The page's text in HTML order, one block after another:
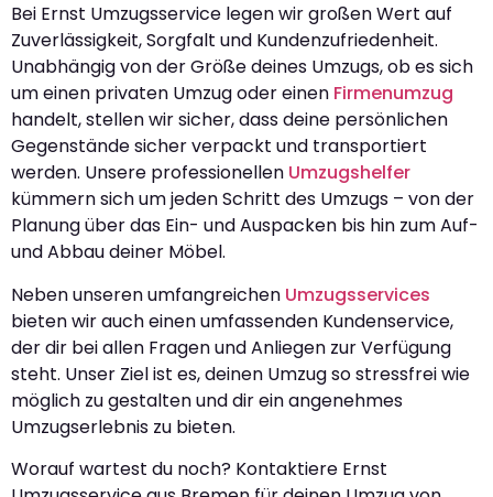
Bei Ernst Umzugsservice legen wir großen Wert auf
Zuverlässigkeit, Sorgfalt und Kundenzufriedenheit.
Unabhängig von der Größe deines Umzugs, ob es sich
um einen privaten Umzug oder einen Firmenumzug
handelt, stellen wir sicher, dass deine persönlichen
Gegenstände sicher verpackt und transportiert
werden. Unsere professionellen Umzugshelfer
kümmern sich um jeden Schritt des Umzugs – von der
Planung über das Ein- und Auspacken bis hin zum Auf-
und Abbau deiner Möbel.
Neben unseren umfangreichen Umzugsservices
bieten wir auch einen umfassenden Kundenservice,
der dir bei allen Fragen und Anliegen zur Verfügung
steht. Unser Ziel ist es, deinen Umzug so stressfrei wie
möglich zu gestalten und dir ein angenehmes
Umzugserlebnis zu bieten.
Worauf wartest du noch? Kontaktiere Ernst